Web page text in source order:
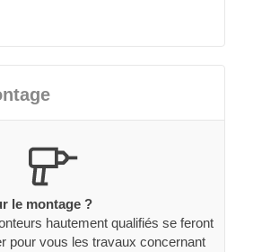
le montage ?
hautement qualifiés se feront
pour vous les travaux concernant